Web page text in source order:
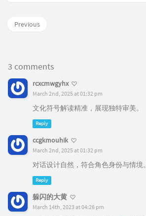
Previous
3 comments
rcxcmwgyhx
March 2nd, 2025 at 01:32 pm
文化符号解读精准，展现独特审美。
Reply
ccgkmouhik
March 2nd, 2025 at 01:32 pm
对话设计自然，符合角色身份与情境。
Reply
躲闪的大黄
March 14th, 2023 at 04:26 pm